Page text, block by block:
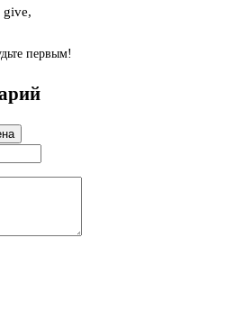
give,
первым!